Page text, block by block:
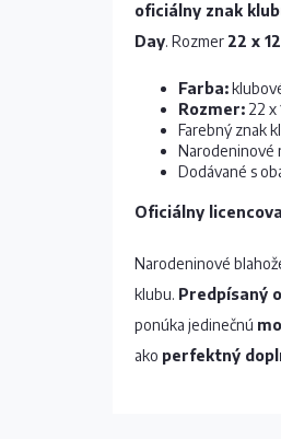
oficiálny znak
Day. Rozmer 22 x
Farba:
Rozmer: 22 x
Farebný znak
Narodeninové
Dodávané s
Oficiálny
Narodeninové
klubu. Predpísaný
ponúka jedinečnú
ako perfektný